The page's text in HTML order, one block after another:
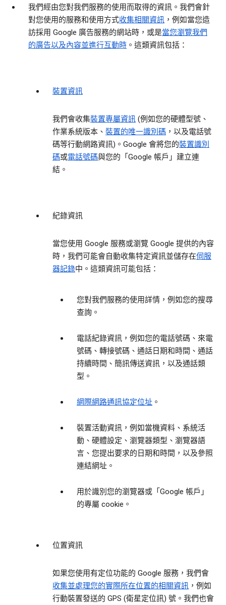
我們經由您對我們服務的使用而取得的資訊。 我們會針
對您使用的服務和使用方式收集相關資訊 ，例如當您造
訪採用 Google 廣告服務的網站時，或是當您瀏覽我們
的廣告以及內容並進行互動時 。這類資訊包括：
裝置資訊
我們會收集裝置專屬資訊 (例如您的硬體型號、
作業系統版本、 裝置的唯一識別碼 ，以及電話號
碼等行動網路資訊)。Google 會將您的裝置識別
碼或電話號碼與您的「Google 帳戶」建立連
結。
紀錄資訊
當您使用 Google 服務或瀏覽 Google 提供的內容
時，我們可能會自動收集特定資訊並儲存在伺服
器記錄中。這類資訊可能包括：
您對我們服務的使用詳情，例如您的搜尋
查詢。
電話紀錄資訊，例如您的電話號碼、來電
號碼、轉接號碼、通話日期和時間、通話
持續時間、簡訊傳送資訊，以及通話類
型。
網際網路通訊協定位址 。
裝置活動資訊，例如當機資料、系統活
動、硬體設定、瀏覽器類型、瀏覽器語
言、您提出要求的日期和時間，以及參照
連結網址。
用於識別您的瀏覽器或「Google 帳戶」
的專屬 cookie。
位置資訊
如果您使用有定位功能的 Google 服務，我們會
收集並處理您的實際所在位置的相關資訊 ，例如
行動裝置發送的 GPS (衛星定位訊) 號。我們也會